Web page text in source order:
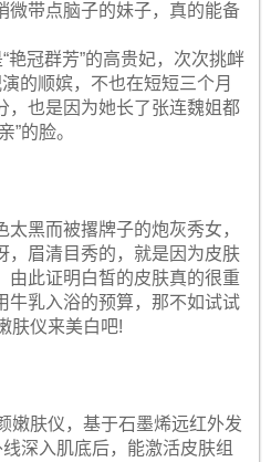
微带点脑子的妹子，真的能备
艳冠群芳”的高贵妃，次次挑衅
的顺嫔，不也在短短三个月
，也是因为她长了张连魏姐都
”的脸。
太黑而被撂牌子的炮灰秀女，
，眉清目秀的，就是因为皮肤
由此证明白皙的皮肤真的很重
牛乳入浴的预算，那不如试试
肤仪来美白吧!
嫩肤仪，基于石墨烯远红外发
深入肌底后，能激活皮肤组